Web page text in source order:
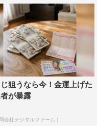
狙うなら今！金運上げた
が暴露
会社デジタルファーム )